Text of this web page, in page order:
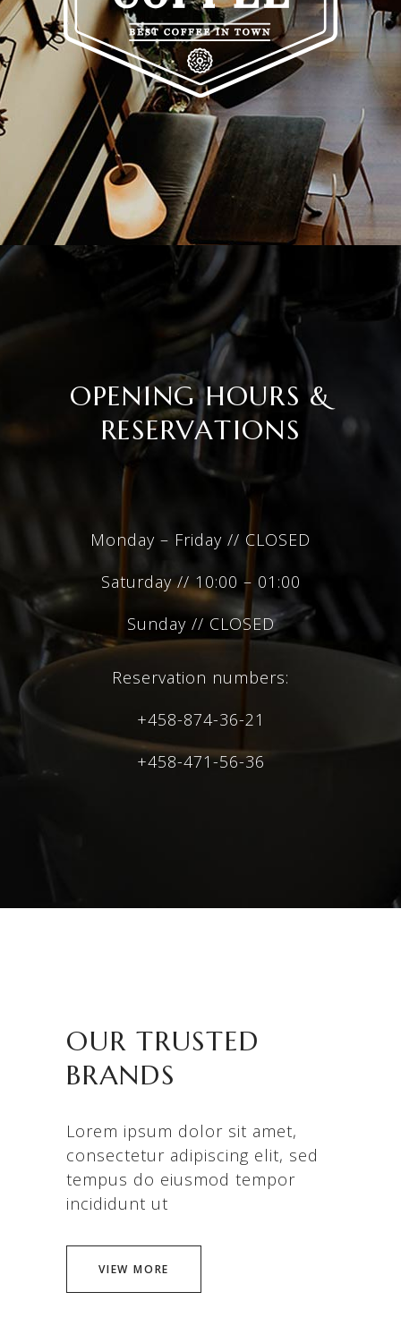
OPENING HOURS &
RESERVATIONS
Monday – Friday // CLOSED
Saturday // 10:00 – 01:00
Sunday // CLOSED
Reservation numbers:
+458-874-36-21
+458-471-56-36
OUR TRUSTED
BRANDS
Lorem ipsum dolor sit amet,
consectetur adipiscing elit, sed
tempus do eiusmod tempor
incididunt ut
VIEW MORE